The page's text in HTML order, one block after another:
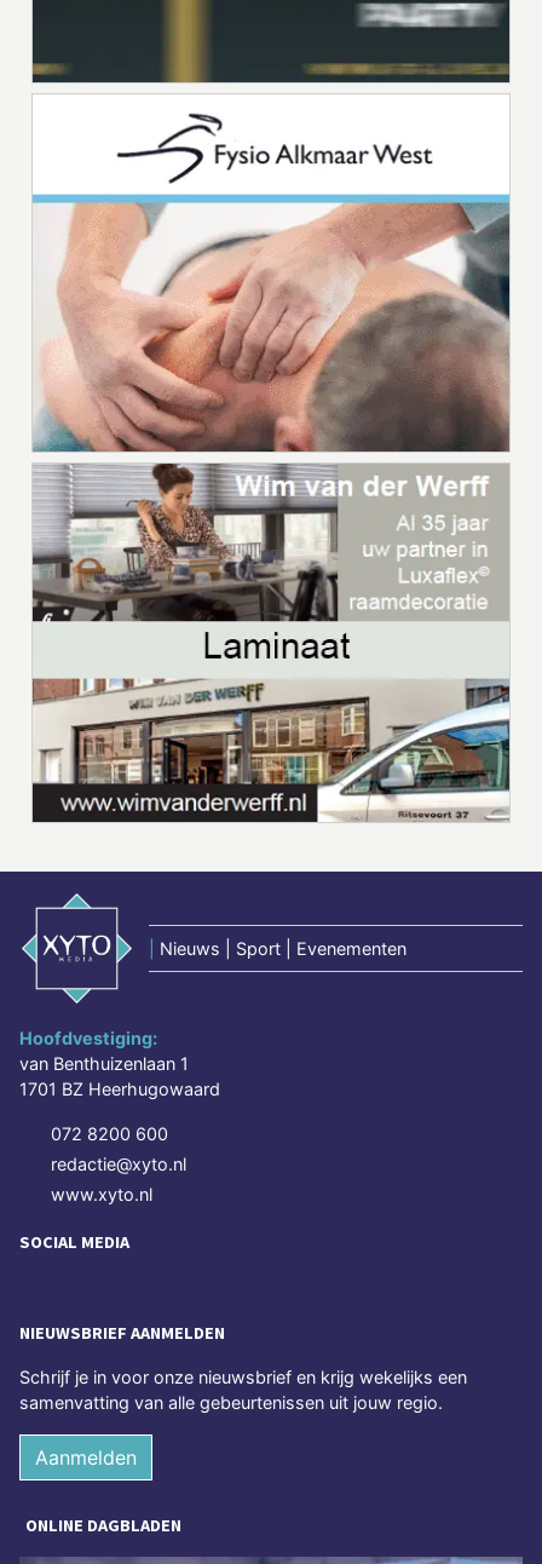
Nieuws | Sport | Evenementen
Hoofdvestiging:
van Benthuizenlaan 1
1701 BZ Heerhugowaard
072 8200 600
redactie@xyto.nl
www.xyto.nl
SOCIAL MEDIA
NIEUWSBRIEF AANMELDEN
Schrijf je in voor onze nieuwsbrief en krijg wekelijks een
samenvatting van alle gebeurtenissen uit jouw regio.
Aanmelden
ONLINE DAGBLADEN